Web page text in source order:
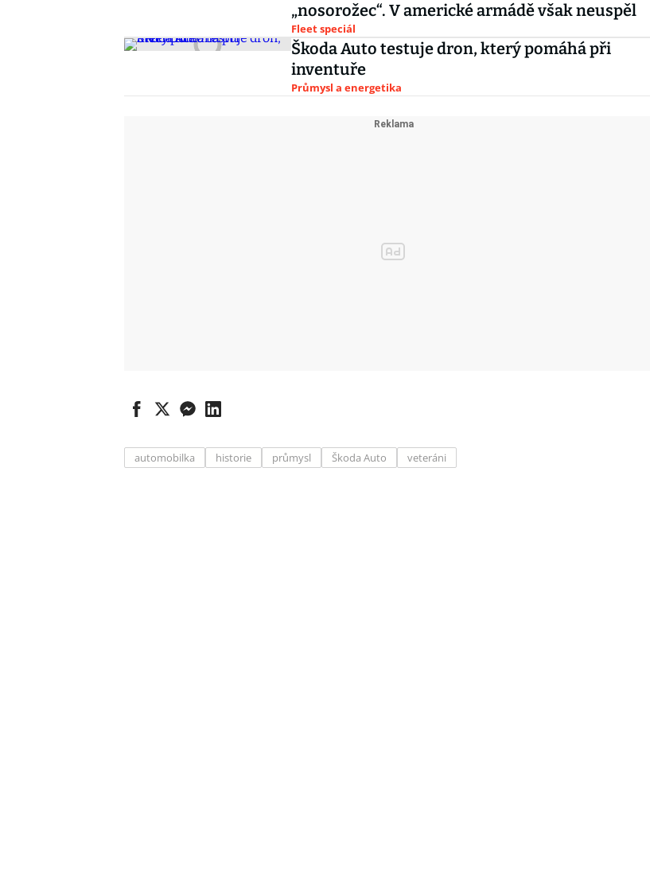
„nosorožec“. V americké armádě však neuspěl
Fleet speciál
Škoda Auto testuje dron, který pomáhá při
inventuře
Průmysl a energetika
automobilka historie průmysl Škoda Auto veteráni